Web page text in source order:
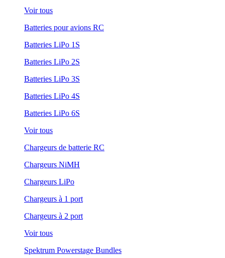
Voir tous
Batteries pour avions RC
Batteries LiPo 1S
Batteries LiPo 2S
Batteries LiPo 3S
Batteries LiPo 4S
Batteries LiPo 6S
Voir tous
Chargeurs de batterie RC
Chargeurs NiMH
Chargeurs LiPo
Chargeurs à 1 port
Chargeurs à 2 port
Voir tous
Spektrum Powerstage Bundles